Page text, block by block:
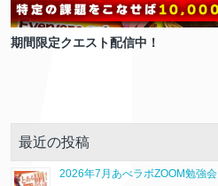
期間限定クエスト配信中！
最近の投稿
2026年7月あべラボZOOM勉強会